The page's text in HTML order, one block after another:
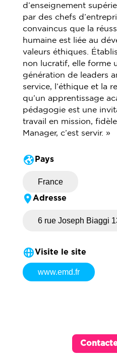
d’enseignement
par des chefs
convaincus que la
humaine est liée au
valeurs éthiques.
non lucratif, elle forme
génération de leaders
service, l’éthique et la
qu’un apprentissage
pédagogie est une
travail en mission,
Manager, c’est servir. »
Pays
France
Adresse
6 rue Joseph Biaggi
Visite le site
www.emd.fr